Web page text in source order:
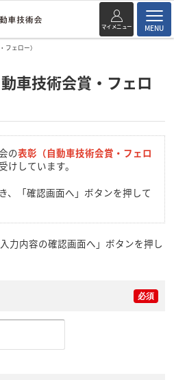
マイメニュー MENU
フェロー）
車技術会賞・フェロ
の表彰（自動車技術会賞・フェロ
けしています。
、「確認画面へ」ボタンを押して
力内容の確認画面へ」ボタンを押し